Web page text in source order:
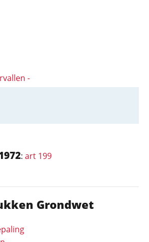
Grondwet
-
: art 199